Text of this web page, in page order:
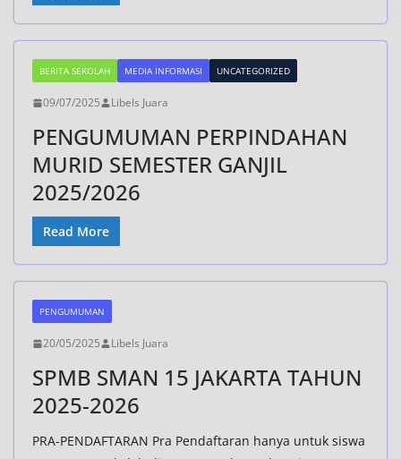
BERITA SEKOLAH MEDIA INFORMASI UNCATEGORIZED
09/07/2025 Libels Juara
PENGUMUMAN PERPINDAHAN
MURID SEMESTER GANJIL
2025/2026
Read More
PENGUMUMAN
20/05/2025 Libels Juara
SPMB SMAN 15 JAKARTA TAHUN
2025-2026
PRA-PENDAFTARAN Pra Pendaftaran hanya untuk siswa